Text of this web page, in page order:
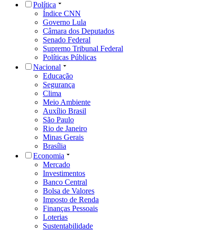
Política
Índice CNN
Governo Lula
Câmara dos Deputados
Senado Federal
Supremo Tribunal Federal
Políticas Públicas
Nacional
Educação
Segurança
Clima
Meio Ambiente
Auxílio Brasil
São Paulo
Rio de Janeiro
Minas Gerais
Brasília
Economia
Mercado
Investimentos
Banco Central
Bolsa de Valores
Imposto de Renda
Finanças Pessoais
Loterias
Sustentabilidade